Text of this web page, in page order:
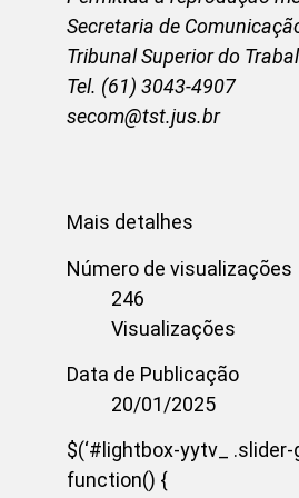
Secretaria de
Tribunal Superior do
Tel. (61) 3043-4907
secom@tst.jus.br
Mais detalhes
Número de visualizações
246
Visualizações
Data de Publicação
20/01/2025
$(‘#lightbox-yytv_
function() {